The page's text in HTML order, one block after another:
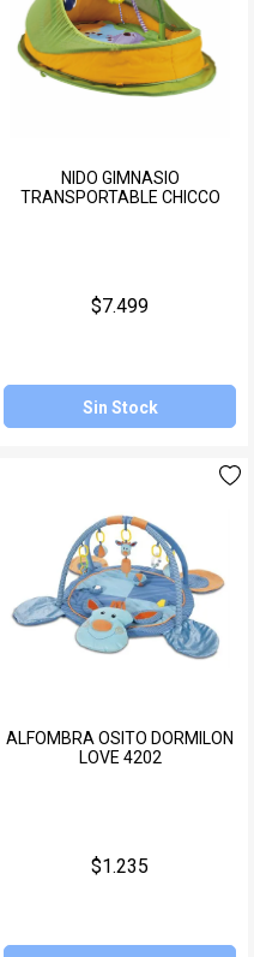
NIDO GIMNASIO
TRANSPORTABLE CHICCO
$7.499
Sin Stock
ALFOMBRA OSITO DORMILON
LOVE 4202
$1.235